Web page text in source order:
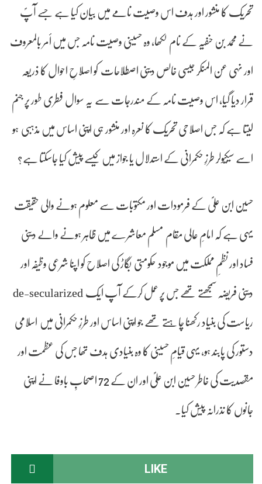
تحریک کا منشور اور ہدف اس وصیت نامے میں بیان کیا ہے جسے آپؐ
نے محمد بن حنفیہ کے نام لکھا، وہ حسینی وصیت نامہ جس میں أمر بالمعروف
اور نہی عن المنکر جیسی خالص دینی اصطلاحات کو اصلاحِ احوال کا ذریعہ
قرار دیا گیا، اس وصیت نامہ کے مندرجات سے یہ سوال فطری طور پر جنم
لیتا ہے کہ جس اصلاحی تحریک کا نعرہ اور منشور ہی اپنی اساس میں مذہبی ہو
اسے سیکیولر طرزِ حکمرانی کے استدلال یا جواز میں کیسے پیش کیا جاسکتا ہے؟
حسین ابن علیؐ کے فرمودات اور مکتوبات سے معلوم ہونے والی حقیقت
یہی ہے کہ امامِ عالی مقام مسلم معاشرے میں ظاہر ہونے والے دینی
فساد اور نظمِ مملکت میں موجود حکومتی بگاڑ کی اصلاح کو اپنا شرعی وظیفہ اور
دینی فریضہ سمجھتے تھے جس پر عمل کرکے آپ ایک de-secularized
ریاست کی بنیاد رکھنا چاہتے تھے جو اپنی اساس اور طرزِ حکمرانی میں اسلامی
دستور کی پابند ہو، یہی قیامِ حسینی کا وہ بنیادی ہدف تھا جس کی عظمت اور
مقصدیت کی خاطر حسین ابن علیؐ اور ان کے 72 اصحابِ باوفا نے اپنی
جانوں کا نذرانہ پیش کیا۔
LIKE